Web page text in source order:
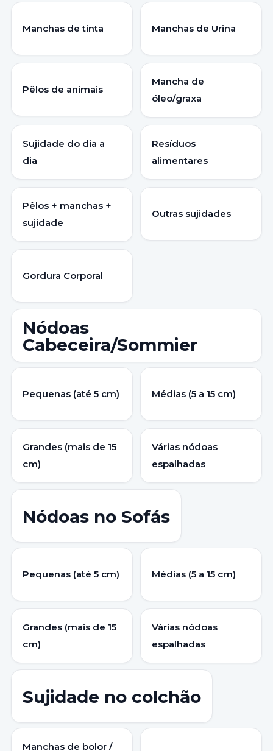
Manchas de tinta Manchas de Urina
Pêlos de animais
Mancha de
óleo/graxa
Sujidade do dia a
dia
Resíduos
alimentares
Pêlos + manchas +
sujidade
Outras sujidades
Gordura Corporal
Nódoas
Cabeceira/Sommier
Pequenas (até 5 cm) Médias (5 a 15 cm)
Grandes (mais de 15
cm)
Várias nódoas
espalhadas
Nódoas no Sofás
Pequenas (até 5 cm) Médias (5 a 15 cm)
Grandes (mais de 15
cm)
Várias nódoas
espalhadas
Sujidade no colchão
Manchas de bolor /